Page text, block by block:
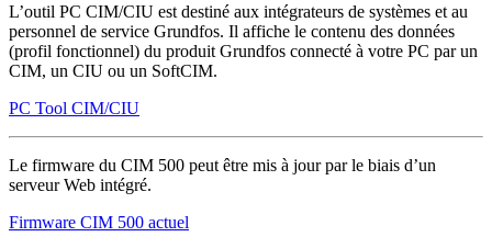
L’outil PC CIM/CIU est destiné aux intégrateurs de systèmes et au
personnel de service Grundfos. Il affiche le contenu des données
(profil fonctionnel) du produit Grundfos connecté à votre PC par un
CIM, un CIU ou un SoftCIM.
PC Tool CIM/CIU
Le firmware du CIM 500 peut être mis à jour par le biais d’un
serveur Web intégré.
Firmware CIM 500 actuel